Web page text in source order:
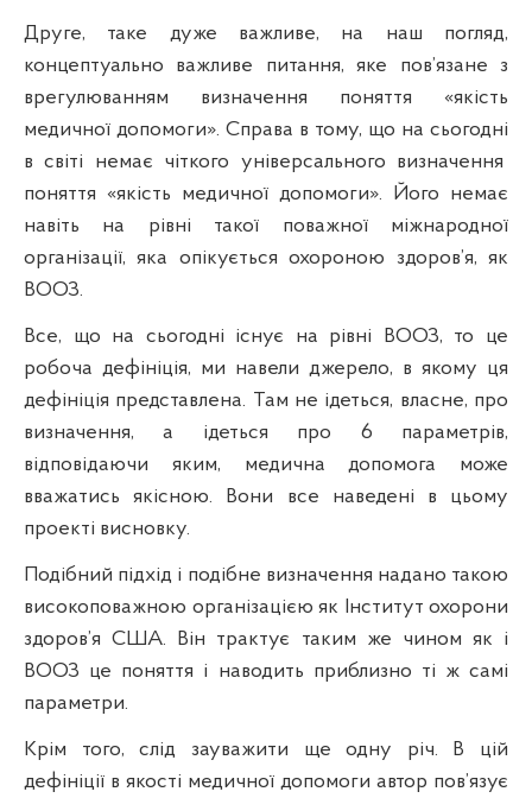
Друге, таке дуже важливе, на наш погляд,
концептуально важливе питання, яке пов’язане з
врегулюванням визначення поняття «якість
медичної допомоги». Справа в тому, що на сьогодні
всвіті немає чіткого універсального визначення
поняття «якість медичної допомоги». Його немає
навіть на рівні такої поважної міжнародної
організації, яка опікується охороною здоров’я, як
ВООЗ.
Все, що на сьогодні існує на рівні ВООЗ, то це
робоча дефініція, ми навели джерело, в якому ця
дефініція представлена. Там не ідеться, власне, про
визначення, а ідеться про 6 параметрів,
відповідаючи яким, медична допомога може
вважатись якісною.
Вони все наведені в цьому
проекті висновку.
Подібний підхід і подібне визначення надано такою
високоповажною організацією як Інститут охорони
здоров’я США.
Він трактує таким же чином як і
ВООЗ це поняття і наводить приблизно ті ж самі
параметри.
Крім того, слід зауважити ще одну річ. В цій
дефініції в якості медичної допомоги автор пов’язує